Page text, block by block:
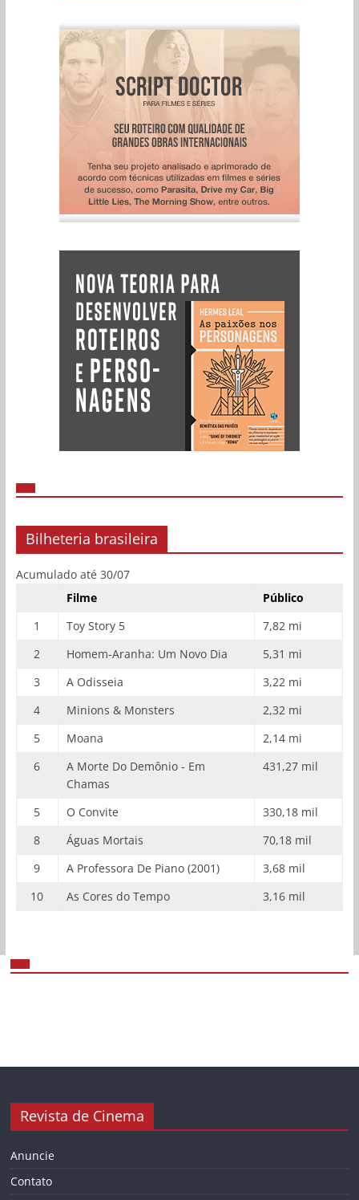
Bilheteria brasileira
Acumulado até 30/07
Filme
Público
1
Toy Story 5
7,82 mi
2
Homem-Aranha: Um Novo Dia
5,31 mi
3
A Odisseia
3,22 mi
4
Minions & Monsters
2,32 mi
5
Moana
2,14 mi
6
A Morte Do Demônio - Em
Chamas
431,27 mil
5 O Convite
330,18 mil
8
Águas Mortais
70,18 mil
9
A Professora De Piano (2001)
3,68 mil
10
As Cores do Tempo 3,16 mil
Revista de Cinema
Anuncie
Contato